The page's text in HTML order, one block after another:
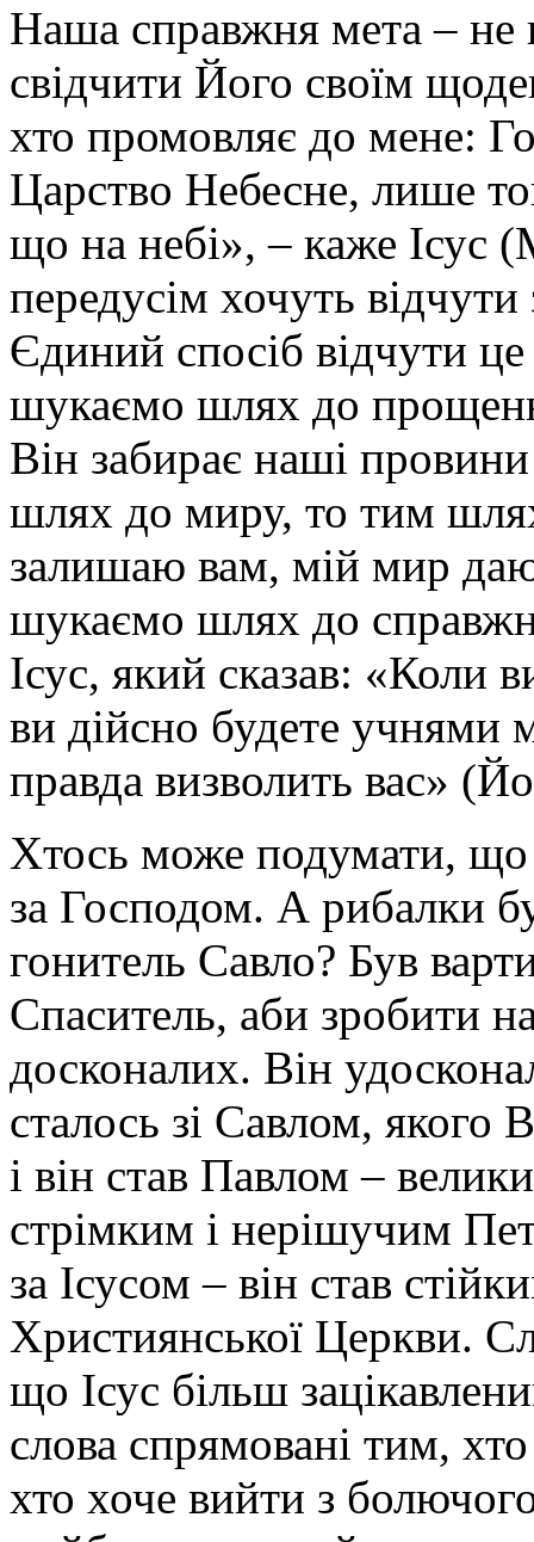
Наша справжня мета – не
свідчити Його своїм
хто промовляє до мене:
Царство Небесне, лише
що на небі», – каже Ісус
передусім хочуть відчути
Єдиний спосіб відчути
шукаємо шлях до
Він забирає наші
шлях до миру, то тим
залишаю вам, мій мир
шукаємо шлях до
Ісус, який сказав: «Коли
ви дійсно будете учнями
правда визволить вас»
Хтось може подумати, що
за Господом. А рибалки
гонитель Савло? Був
Спаситель, аби зробити
досконалих. Він
сталось зі Савлом, якого
і він став Павлом –
стрімким і нерішучим
за Ісусом – він став
Християнської Церкви.
що Ісус більш
слова спрямовані тим,
хто хоче вийти з